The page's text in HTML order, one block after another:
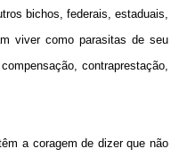
bichos, federais, estaduais,
viver como parasitas de seu
contraprestação,
a coragem de dizer que não